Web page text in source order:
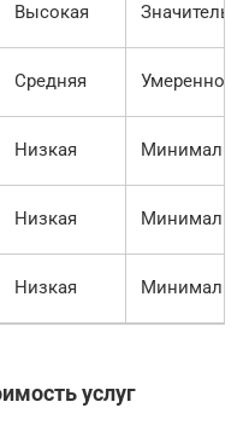
Высокая
Средняя Умеренное
Низкая
Низкая
Низкая
услуг